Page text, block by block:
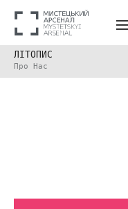
ЛІТОПИС
Про Нас